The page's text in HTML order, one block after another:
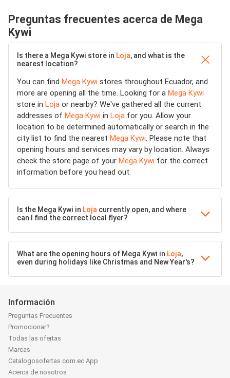
Preguntas frecuentes acerca de Mega
Kywi
Is there a Mega Kywi store in Loja, and what is the
nearest location?
You can find Mega Kywi stores throughout Ecuador, and
more are opening all the time. Looking for a Mega Kywi
store in Loja or nearby? We've gathered all the current
addresses of Mega Kywi in Loja for you. Allow your
location to be determined automatically or search in the
city list to find the nearest Mega Kywi. Please note that
opening hours and services may vary by location. Always
check the store page of your Mega Kywi for the correct
information before you head out.
Is the Mega Kywi in Loja currently open, and where
can I find the correct local flyer?
What are the opening hours of Mega Kywi in Loja,
even during holidays like Christmas and New Year's?
Información
Preguntas Frecuentes
Promocionar?
Todas las ofertas
Marcas
Catalogosofertas.com.ec App
Acerca de nosotros